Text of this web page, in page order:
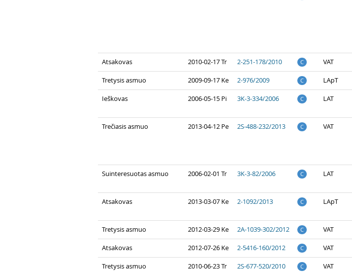
Atsakovas 2010-02-17 Tr 2-251-178/2010 C VAT
Tretysis asmuo 2009-09-17 Ke 2-976/2009 C LApT
Ieškovas 2006-05-15 Pi 3K-3-334/2006 C LAT
Trečiasis asmuo 2013-04-12 Pe 2S-488-232/2013 C VAT
Suinteresuotas asmuo 2006-02-01 Tr 3K-3-82/2006 C LAT
Atsakovas 2013-03-07 Ke 2-1092/2013 C LApT
Tretysis asmuo 2012-03-29 Ke 2A-1039-302/2012 C VAT
Atsakovas 2012-07-26 Ke 2-5416-160/2012 C VAT
Tretysis asmuo 2010-06-23 Tr 2S-677-520/2010 C VAT